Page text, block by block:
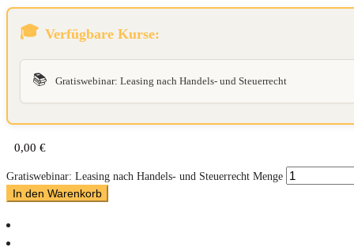
Verfügbare Kurse:
📚 Gratiswebinar: Leasing nach Handels- und Steuerrecht
0,00 €
Gratiswebinar: Leasing nach Handels- und Steuerrecht Menge
In den Warenkorb